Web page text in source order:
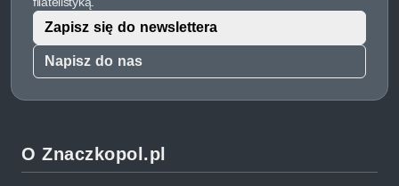
Napisz do nas
Zapisz się do newslettera
O Znaczkopol.pl